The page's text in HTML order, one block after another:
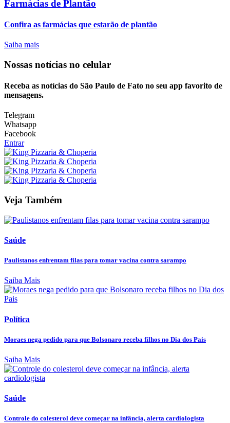
Farmácias de Plantão
Confira as farmácias que estarão de plantão
Saiba mais
Nossas notícias no celular
Receba as notícias do São Paulo de Fato no seu app favorito de
mensagens.
Telegram
Whatsapp
Facebook
Entrar
Veja Também
Saúde
Paulistanos enfrentam filas para tomar vacina contra sarampo
Saiba Mais
Política
Moraes nega pedido para que Bolsonaro receba filhos no Dia dos Pais
Saiba Mais
Saúde
Controle do colesterol deve começar na infância, alerta cardiologista